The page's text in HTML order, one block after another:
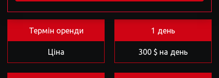
Термін оренди
Ціна
1 день
300 $ на день